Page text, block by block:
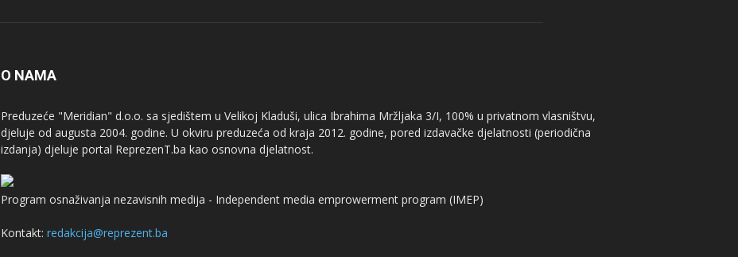
O NAMA
Preduzeće "Meridian" d.o.o. sa sjedištem u Velikoj Kladuši, ulica Ibrahima Mržljaka 3/I, 100% u privatnom vlasništvu,
djeluje od augusta 2004. godine. U okviru preduzeća od kraja 2012. godine, pored izdavačke djelatnosti (periodična
izdanja) djeluje portal ReprezenT.ba kao osnovna djelatnost.
Program osnaživanja nezavisnih medija - Independent media emprowerment program (IMEP)
Kontakt: redakcija@reprezent.ba